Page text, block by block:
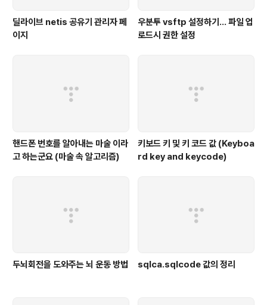
딜라이브 netis 공유기 관리자 페
이지
우분투 vsftp 설정하기... 파일 업
로드시 권한 설정
핸드폰 번호를 알아내는 마술 이라
고 하는군요 (마술 속 알고리즘)
키보드 키 및 키 코드 값 (Keyboa
rd key and keycode)
두뇌회전을 도와주는 뇌 운동 방법 sqlca.sqlcode 값의 정리